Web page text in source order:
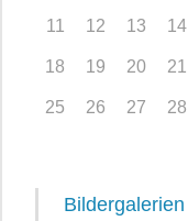
11 12 13 14
18 19 20 21
25 26 27 28
Bildergalerien